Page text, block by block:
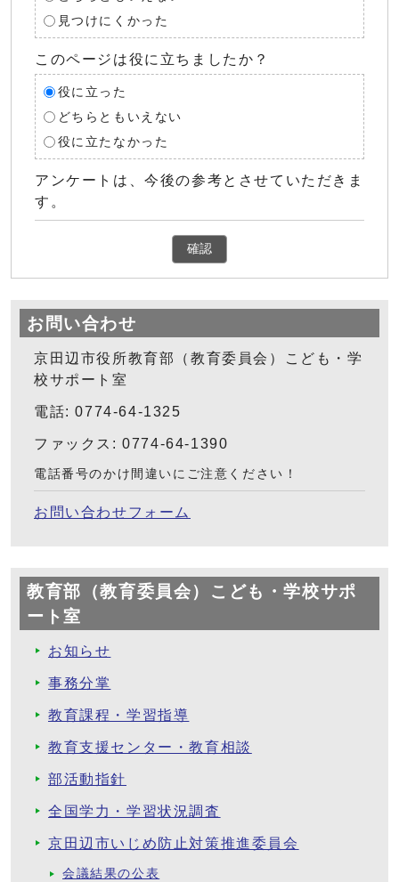
見つけにくかった
このページは役に立ちましたか？
役に立った
どちらともいえない
役に立たなかった
アンケートは、今後の参考とさせていただきま
す。
確認
お問い合わせ
京田辺市役所教育部（教育委員会）こども・学
校サポート室
電話: 0774-64-1325
ファックス: 0774-64-1390
電話番号のかけ間違いにご注意ください！
お問い合わせフォーム
教育部（教育委員会）こども・学校サポ
ート室
お知らせ
事務分掌
教育課程・学習指導
教育支援センター・教育相談
部活動指針
全国学力・学習状況調査
京田辺市いじめ防止対策推進委員会
会議結果の公表